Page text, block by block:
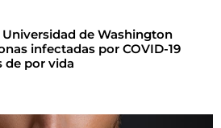
de Washington
infectadas por COVID-19
de por vida